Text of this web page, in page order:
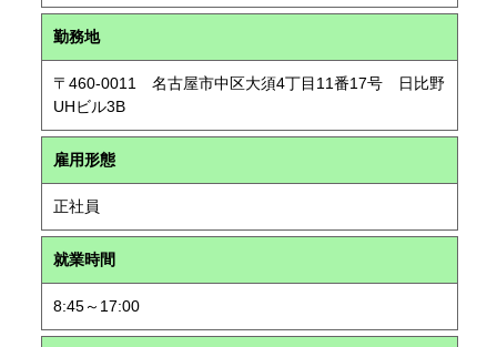
勤務地
〒460-0011 名古屋市中区大須4丁目11番17号 日比野
UHビル3B
雇用形態
正社員
就業時間
8:45～17:00